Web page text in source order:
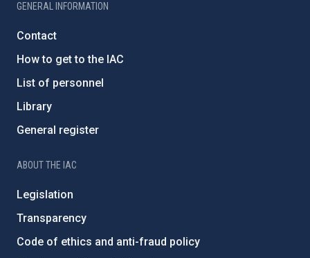
GENERAL INFORMATION
Contact
How to get to the IAC
List of personnel
Library
General register
ABOUT THE IAC
Legislation
Transparency
Code of ethics and anti-fraud policy